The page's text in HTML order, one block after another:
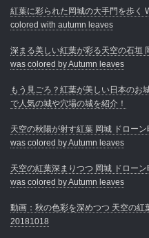
紅葉に彩られた岡城の大手門を歩く
colored with autumn leaves
深まる美しい紅葉が彩る天空の石垣
was colored by Autumn leaves
もう見ごろ？紅葉が美しい日本のお
で人気の城や穴場の城を紹介！
天空の秋陽が射す紅葉 岡城 ドロー
was colored by Autumn leaves
天空の紅葉深まりつつ 岡城 ドロー
was colored by Autumn leaves
動画：秋の色彩を深めつつ 天空の
20181018